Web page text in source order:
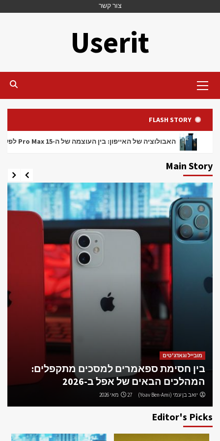
צור קשר
Userit
Menu
FLASH STORY
האבולוציה של האייפון: בין העוצמה של ה-15 Pro Max לפשרות העיצוביות של ה-17e
Main Story
מובייל וגאדג'טים
בין חסימת ספאמרים למסכים מתקפלים:
המהלכים הבאים של אפל ב-2026
יואב בן עמי (Yoav Ben-Ami) 27 מאי 2026
Editor's Picks
המהפכה המודולרית של אפל: ממפלצת ביצועים